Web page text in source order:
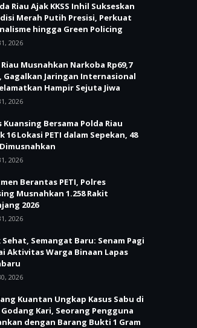
Riau Ajak KKSS Inhil Sukseskan
Merah Putih Presisi, Perkuat
hingga Green Policing
2026
Musnahkan Narkoba Rp69,7
Gagalkan Jaringan Internasional
Hampir Sejuta Jiwa
2026
Kuansing Bersama Polda Riau
16 Lokasi PETI dalam Sepekan, 48
2026
Berantas PETI, Polres
Musnahkan 1.258 Rakit
2026
2026
Sehat, Semangat Baru: Senam Pagi
Aktivitas Warga Binaan Lapas
2026
Kuantan Ungkap Kasus Sabu di
Kari, Seorang Pengguna
dengan Barang Bukti 1 Gram